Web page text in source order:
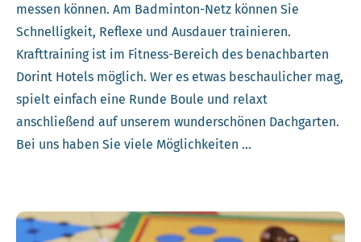
messen können. Am Badminton-Netz können Sie
Schnelligkeit, Reflexe und Ausdauer trainieren.
Krafttraining ist im Fitness-Bereich des benachbarten
Dorint Hotels möglich. Wer es etwas beschaulicher mag,
spielt einfach eine Runde Boule und relaxt
anschließend auf unserem wunderschönen Dachgarten.
Bei uns haben Sie viele Möglichkeiten …